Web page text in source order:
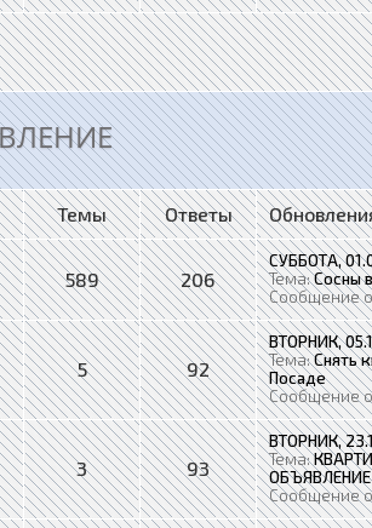
Темы Ответы
589 206
СУББОТА,
Тема:Сосны
Сообщение
5 92
ВТОРНИК,
Тема:Снять
Посаде
Сообщение
3 93
ВТОРНИК,
Тема:
ОБЪЯВЛЕНИЕ
Сообщение